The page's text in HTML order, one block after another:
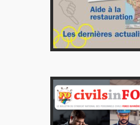
Tous nos journaux
Derniers articles